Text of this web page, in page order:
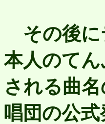
その後に
本人のて
される曲
唱団の公